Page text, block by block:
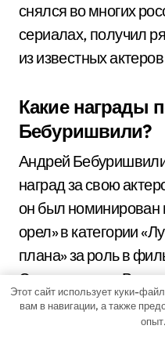
снялся во многих
сериалах, получил
из известных
Какие награды
Бебуришвили?
Андрей
наград за свою
он был номинирован
орел» в категории
плана» за роль в
Севастополь». В том
премии «Завтра.ру»
года» за свою
Этот сайт использует куки-
вам в навигации, а также
опыт.